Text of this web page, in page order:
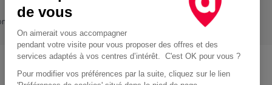
Location d'utilitaire à Paris
de vous
On aimerait vous accompagner
pendant votre visite pour vous proposer des offres et des
services adaptés à vos centres d’intérêt. C'est OK pour vous ?
Pour modifier vos préférences par la suite, cliquez sur le lien